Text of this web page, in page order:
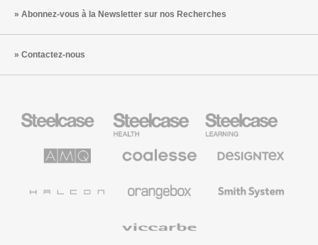
Abonnez-vous à la Newsletter sur nos Recherches
Contactez-nous
Health
Mobilier
pour
secteur
Solutions
Mobilier
Premium
Textiles
Muraux
System